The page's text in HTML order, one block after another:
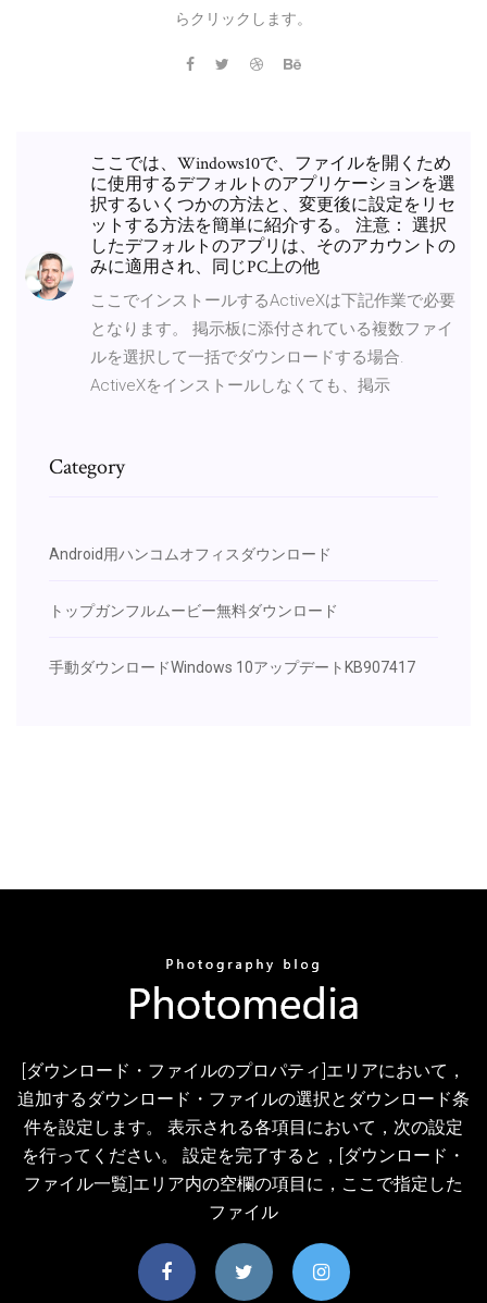
らクリックします。
ここでは、Windows10で、ファイルを開くため
に使用するデフォルトのアプリケーションを選
択するいくつかの方法と、変更後に設定をリセ
ットする方法を簡単に紹介する。 注意： 選択
したデフォルトのアプリは、そのアカウントの
みに適用され、同じPC上の他
ここでインストールするActiveXは下記作業で必要
となります。 掲示板に添付されている複数ファイ
ルを選択して一括でダウンロードする場合.
ActiveXをインストールしなくても、掲示
Category
Android用ハンコムオフィスダウンロード
トップガンフルムービー無料ダウンロード
手動ダウンロードWindows 10アップデートKB907417
[ダウンロード・ファイルのプロパティ]エリアにおいて，
追加するダウンロード・ファイルの選択とダウンロード条
件を設定します。 表示される各項目において，次の設定
を行ってください。 設定を完了すると，[ダウンロード・
ファイル一覧]エリア内の空欄の項目に，ここで指定した
ファイル